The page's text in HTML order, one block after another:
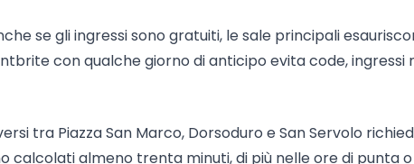
se gli ingressi sono gratuiti, le sale principali
con qualche giorno di anticipo evita code, ingressi
tra Piazza San Marco, Dorsoduro e San Servolo
calcolati almeno trenta minuti, di più nelle ore di punta